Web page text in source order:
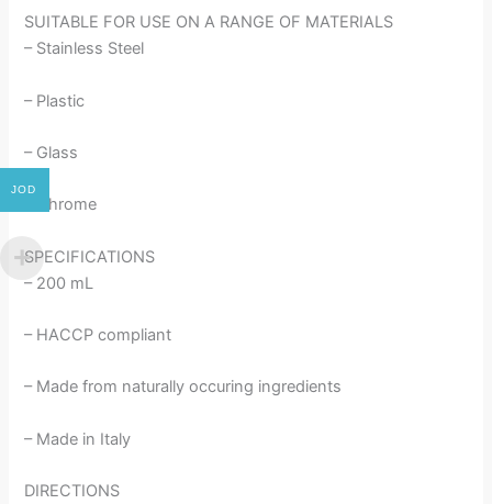
SUITABLE FOR USE ON A RANGE OF MATERIALS
– Stainless Steel
– Plastic
– Glass
– Chrome
SPECIFICATIONS
– 200 mL
– HACCP compliant
– Made from naturally occuring ingredients
– Made in Italy
DIRECTIONS
JOD